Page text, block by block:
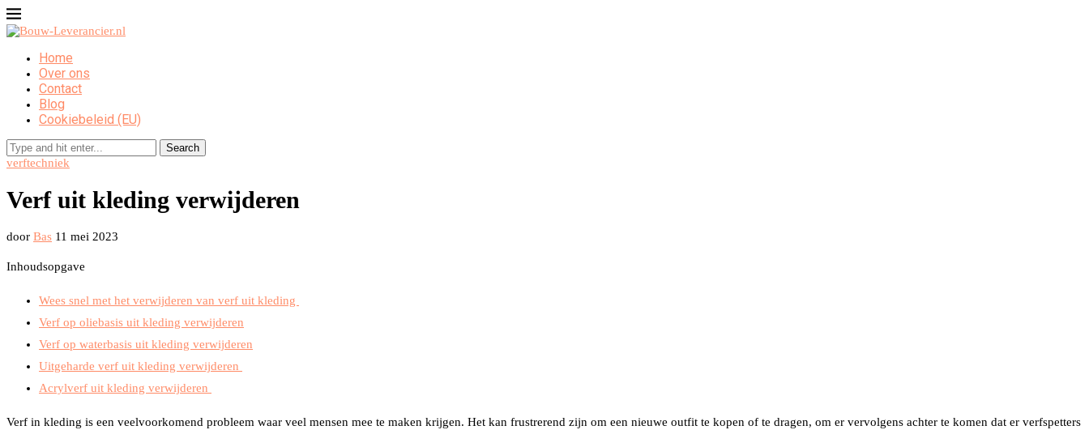
Home
Over ons
Contact
Blog
Cookiebeleid (EU)
Search
verftechniek
Verf uit kleding verwijderen
door Bas 11 mei 2023
Inhoudsopgave
Wees snel met het verwijderen van verf uit kleding
Verf op oliebasis uit kleding verwijderen
Verf op waterbasis uit kleding verwijderen
Uitgeharde verf uit kleding verwijderen
Acrylverf uit kleding verwijderen
Verf in kleding is een veelvoorkomend probleem waar veel mensen mee te maken krijgen. Het kan frustrerend zijn om een nieuwe outfit te kopen of te dragen, om er vervolgens achter te komen dat er verfspetters